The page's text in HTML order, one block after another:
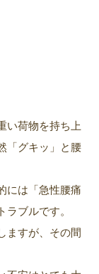
い荷物を持ち上
「グキッ」と腰
には「急性腰痛
ブルです。
ますが、その間